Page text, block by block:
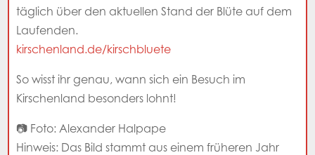
täglich über den aktuellen Stand der Blüte auf dem
Laufenden.
kirschenland.de/kirschbluete
So wisst ihr genau, wann sich ein Besuch im
Kirschenland besonders lohnt!
📷 Foto: Alexander Halpape
Hinweis: Das Bild stammt aus einem früheren Jahr